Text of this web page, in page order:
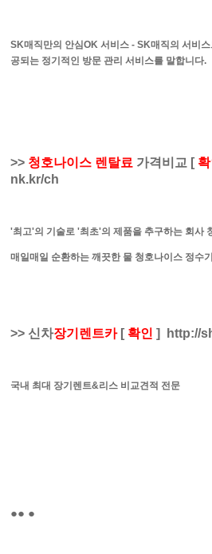
SK매직만의 안심OK 서비스 - SK매직의 서비
공되는 정기적인 방문 관리 서비스를 말합니다.
>> 청호나이스 렌탈료 가격비교 [
nk.kr/ch
'최고'의 기술로 '최초'의 제품을 추구하는 회사
매일매일 순환하는 깨끗한 물 청호나이스 정수기
>> 신차장기렌트카[ 확인 ] http://
국내 최대 장기렌트&리스 비교견적 전문
●● ●